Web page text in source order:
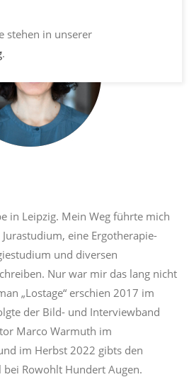
in Leipzig. Mein Weg führte mich
eine Ergotherapie-
und diversen
Nur war mir das lang nicht
„Lostage“ erschien 2017 im
der Bild- und Interviewband
Marco Warmuth im
im Herbst 2022 gibts den
Rowohlt Hundert Augen.
stehen in unserer
.